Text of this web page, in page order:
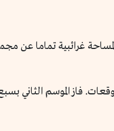
غرائبية تماما عن